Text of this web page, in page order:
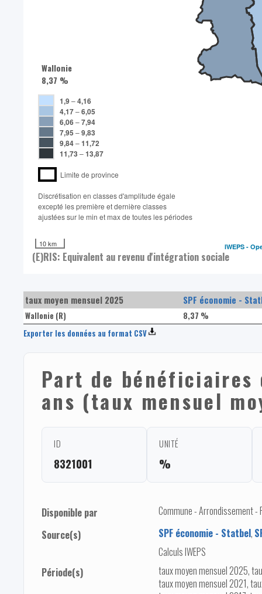
Wallonie
8,37 %
1,9–4,16
4,17–6,05
6,06–7,94
7,95 –9,83
9,84–11,72
11,73 –13,87
Limite de province
Discrétisation en classes d'amplitude égale​
excepté les première et dernière classes
ajustées sur le min et max de toutes les périodes
10 km IWEPS -
(E)RIS: Equivalent au revenu d'intégration sociale
taux moyen mensuel 2025 SPF économie -
Wallonie (R)
8,37 %
Exporter les données au format CSV
Part de bénéficiaires
ans (taux mensuel
ID
8321001
UNITÉ
%
Disponible par
Commune - Arrondissement -
Source(s)
SPF économie - Statbel,
Calculs IWEPS
Période(s)
taux moyen mensuel 2025,
taux moyen mensuel 2021,